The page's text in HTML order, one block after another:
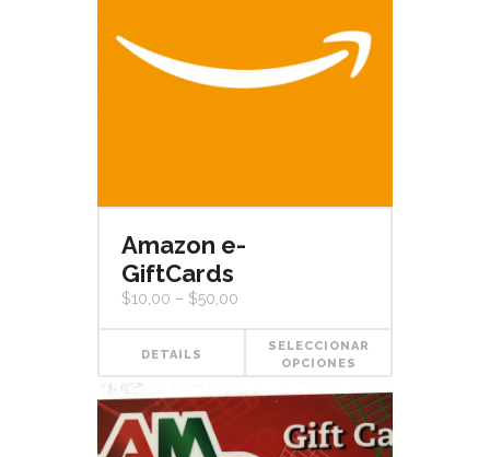
Amazon e-
GiftCards
$10,00 – $50,00
DETAILS
SELECCIONAR
OPCIONES